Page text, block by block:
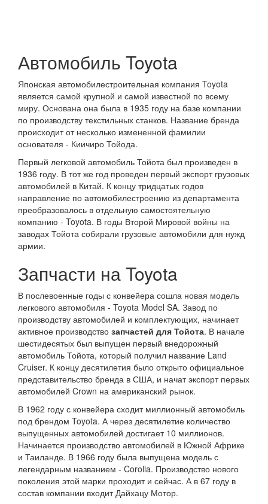
Автомобиль Toyota
Японская автомобилестроительная компания Toyota
является самой крупной и самой известной по всему
миру. Основана она была в 1935 году на базе компании
по производству текстильных станков. Название бренда
происходит от несколько измененной фамилии
основателя - Киичиро Тойода.
Первый легковой автомобиль Тойота был произведен в
1936 году. В тот же год проведен первый экспорт грузовых
автомобилей в Китай. К концу тридцатых годов
направление по автомобилестроению из департамента
преобразовалось в отдельную самостоятельную
компанию - Toyota. В годы Второй Мировой войны на
заводах Тойота собирали грузовые автомобили для нужд
армии.
Запчасти на Toyota
В послевоенные годы с конвейера сошла новая модель
легкового автомобиля - Toyota Model SA. Завод по
производству автомобилей и комплектующих, начинает
активное производство запчастей для Тойота. В начале
шестидесятых был выпущен первый внедорожный
автомобиль Тойота, который получил название Land
Cruiser. К концу десятилетия было открыто официальное
представительство бренда в США, и начат экспорт первых
автомобилей Crown на американский рынок.
В 1962 году с конвейера сходит миллионный автомобиль
под брендом Toyota. А через десятилетие количество
выпущенных автомобилей достигает 10 миллионов.
Начинается производство автомобилей в Южной Африке
и Таиланде. В 1966 году была выпущена модель с
легендарным названием - Corolla. Производство нового
поколения этой марки проходит и сейчас. А в 67 году в
состав компании входит Дайхацу Мотор.